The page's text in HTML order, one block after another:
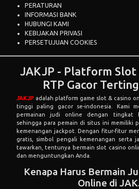
PERATURAN
INFORMASI BANK
HUBUNGI KAMI
KEBIJAKAN PRIVASI
PERSETUJUAN COOKIES
JAKJP - Platform Slot
RTP Gacor
JAKJP adalah platform game slot & casino
tinggi paling gacor se-indonesia. Kami
permainan judi online dengan tingkat
sehingga para pemain di situs ini memiliki
kemenangan jackpot. Dengan fitur-fitur
gratis, simbol pengali kemenangan serta
tawarkan, tentunya bermain slot casino
dan menguntungkan Anda.
Kenapa Harus Bermain
Online di